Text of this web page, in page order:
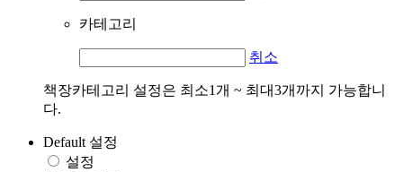
카테고리
취소
책장카테고리 설정은 최소1개 ~ 최대3개까지 가능합니
다.
Default 설정
설정